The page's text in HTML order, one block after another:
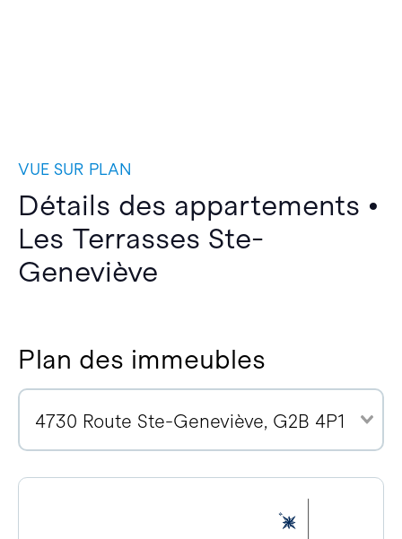
VUE SUR PLAN
Détails des appartements •
Les Terrasses Ste-
Geneviève
Plan des immeubles
4730 Route Ste-Geneviève, G2B 4P1